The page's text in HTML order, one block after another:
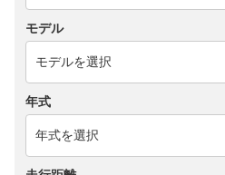
モデル
年式